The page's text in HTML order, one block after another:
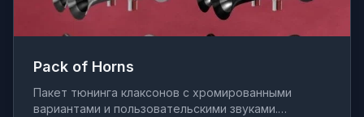
Pack of Horns
Пакет тюнинга клаксонов с хромированными
вариантами и пользовательскими звуками.